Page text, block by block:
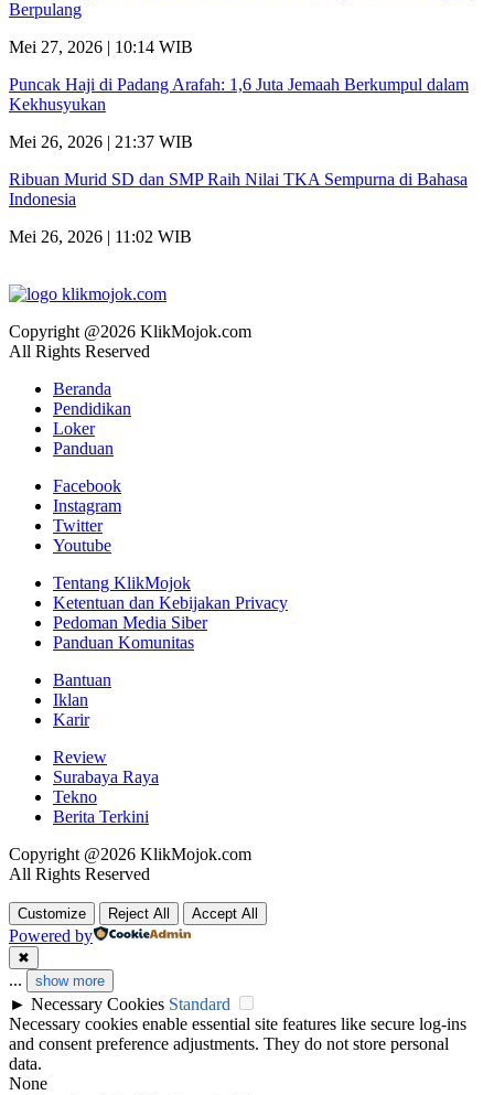
Berpulang
Mei 27, 2026 | 10:14 WIB
Puncak Haji di Padang Arafah: 1,6 Juta Jemaah Berkumpul dalam
Kekhusyukan
Mei 26, 2026 | 21:37 WIB
Ribuan Murid SD dan SMP Raih Nilai TKA Sempurna di Bahasa
Indonesia
Mei 26, 2026 | 11:02 WIB
Copyright @2026 KlikMojok.com
All Rights Reserved
Beranda
Pendidikan
Loker
Panduan
Facebook
Instagram
Twitter
Youtube
Tentang KlikMojok
Ketentuan dan Kebijakan Privacy
Pedoman Media Siber
Panduan Komunitas
Bantuan
Iklan
Karir
Review
Surabaya Raya
Tekno
Berita Terkini
Copyright @2026 KlikMojok.com
All Rights Reserved
Customize Reject All Accept All
Powered by
✖
... show more
► Necessary Cookies Standard
Necessary cookies enable essential site features like secure log-ins
and consent preference adjustments. They do not store personal
data.
None